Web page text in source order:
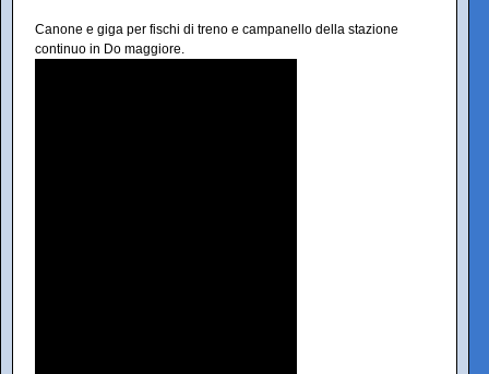
Canone e giga per fischi di treno e campanello della stazione
continuo in Do maggiore.